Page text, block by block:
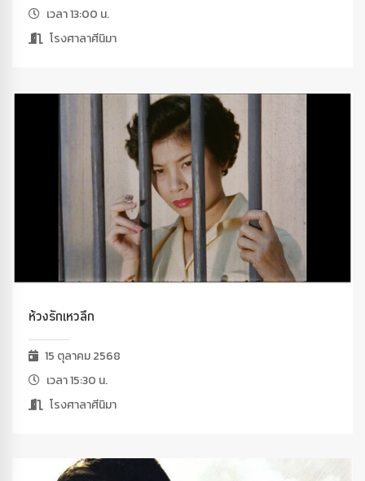
เวลา 13:00 น.
โรงศาลาศีนิมา
ห้วงรักเหวลึก
15 ตุลาคม 2568
เวลา 15:30 น.
โรงศาลาศีนิมา